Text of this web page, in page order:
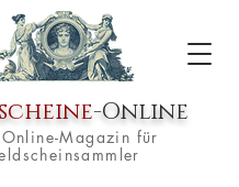
-Online
Online-Magazin für